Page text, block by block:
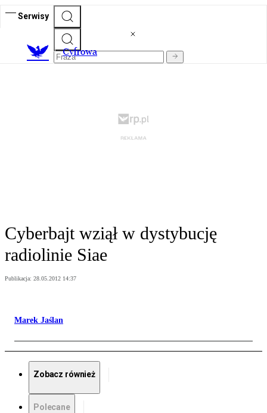
Serwisy
Cyfrowa
Cyberbajt wziął w dystybucję
radiolinie Siae
Publikacja: 28.05.2012 14:37
Marek Jaślan
Zobacz również
Polecane